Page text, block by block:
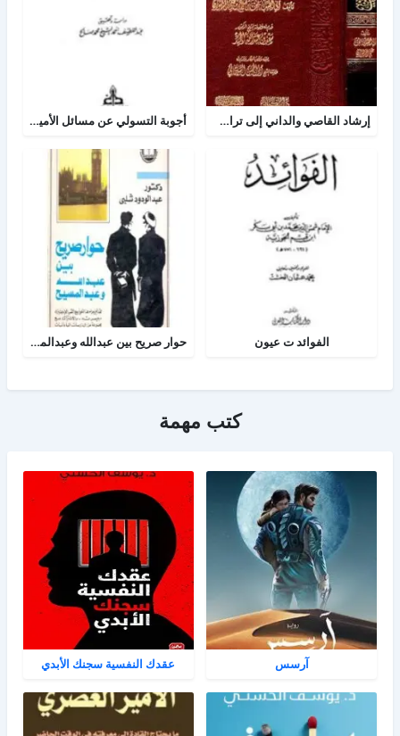
إرشاد القاصي والداني إلى تراجم شيوخ الطبراني أجوبة التسولي عن مسائل الأمير عبد القادر في الجهاد
الفوائد ت عيون حوار صريح بين عبدالله وعبدالمسيح
كتب مهمة
آرسس عقدك النفسية سجنك الأبدي